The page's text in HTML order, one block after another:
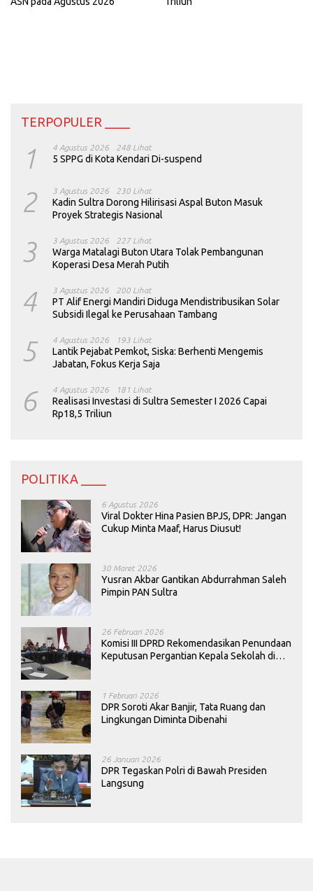
TERPOPULER ____
1 4 Agustus 2026 248 Lihat
5 SPPG di Kota Kendari Di-suspend
2 3 Agustus 2026 230 Lihat
Kadin Sultra Dorong Hilirisasi Aspal Buton Masuk
Proyek Strategis Nasional
3 3 Agustus 2026 227 Lihat
Warga Matalagi Buton Utara Tolak Pembangunan
Koperasi Desa Merah Putih
4 3 Agustus 2026 200 Lihat
PT Alif Energi Mandiri Diduga Mendistribusikan Solar
Subsidi Ilegal ke Perusahaan Tambang
5 4 Agustus 2026 193 Lihat
Lantik Pejabat Pemkot, Siska: Berhenti Mengemis
Jabatan, Fokus Kerja Saja
6 4 Agustus 2026 181 Lihat
Realisasi Investasi di Sultra Semester I 2026 Capai
Rp18,5 Triliun
POLITIKA ____
6 Agustus 2026
Viral Dokter Hina Pasien BPJS, DPR: Jangan
Cukup Minta Maaf, Harus Diusut!
30 Maret 2026
Yusran Akbar Gantikan Abdurrahman Saleh
Pimpin PAN Sultra
26 Februari 2026
Komisi III DPRD Rekomendasikan Penundaan
Keputusan Pergantian Kepala Sekolah di
1 Februari 2026
DPR Soroti Akar Banjir, Tata Ruang dan
Lingkungan Diminta Dibenahi
26 Januari 2026
DPR Tegaskan Polri di Bawah Presiden
Langsung